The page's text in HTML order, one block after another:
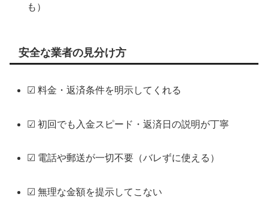
も）
安全な業者の見分け方
☑ 料金・返済条件を明示してくれる
☑ 初回でも入金スピード・返済日の説明が丁寧
☑ 電話や郵送が一切不要（バレずに使える）
☑ 無理な金額を提示してこない